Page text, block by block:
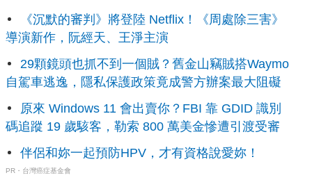
《沉默的審判》將登陸 Netflix！《周處除三害》
導演新作，阮經天、王淨主演
29顆鏡頭也抓不到一個賊？舊金山竊賊搭Waymo
自駕車逃逸，隱私保護政策竟成警方辦案最大阻礙
原來 Windows 11 會出賣你？FBI 靠 GDID 識別
碼追蹤 19 歲駭客，勒索 800 萬美金慘遭引渡受審
伴侶和妳一起預防HPV，才有資格說愛妳！
PR・台灣癌症基金會